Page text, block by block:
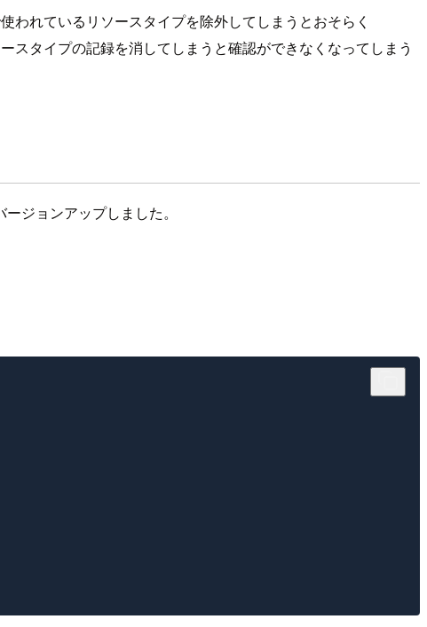
れているリソースタイプを除外してしまうとおそらく
タイプの記録を消してしまうと確認ができなくなってしまう
ジョンアップしました。